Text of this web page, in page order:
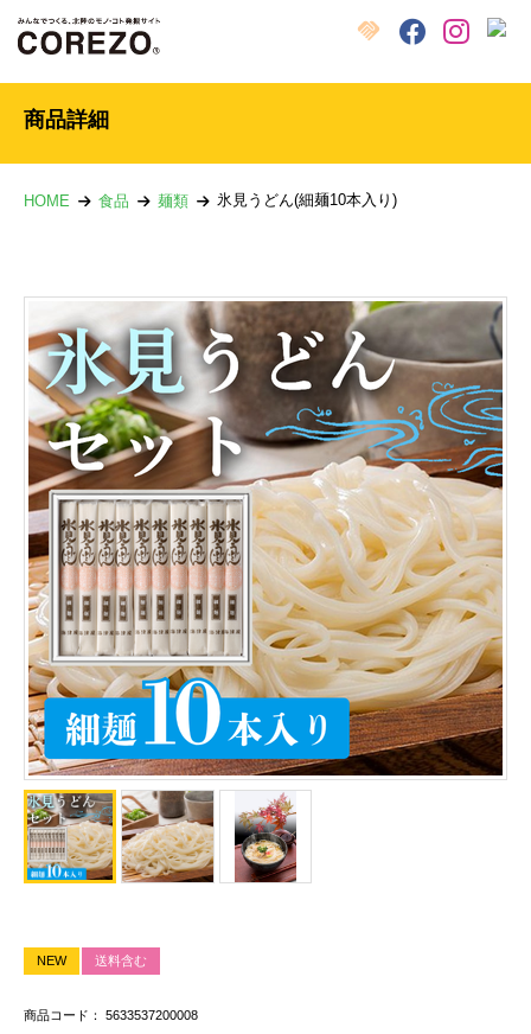
クラウドファンディング
FacebookInstagram
X
商品詳細
HOME 食品 麺類 氷見うどん(細麺10本入り)
NEW 送料含む
商品コード： 5633537200008